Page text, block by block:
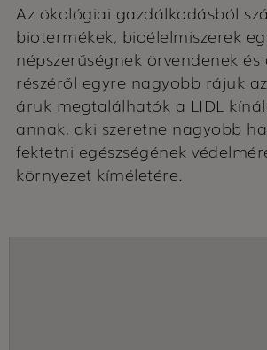
Az ökológiai gazdálkodásból
biotermékek, bioélelmiszerek
népszerűségnek örvendenek és
részéről egyre nagyobb rájuk
áruk megtalálhatók a LIDL
annak, aki szeretne nagyobb
fektetni egészségének
környezet kíméletére.